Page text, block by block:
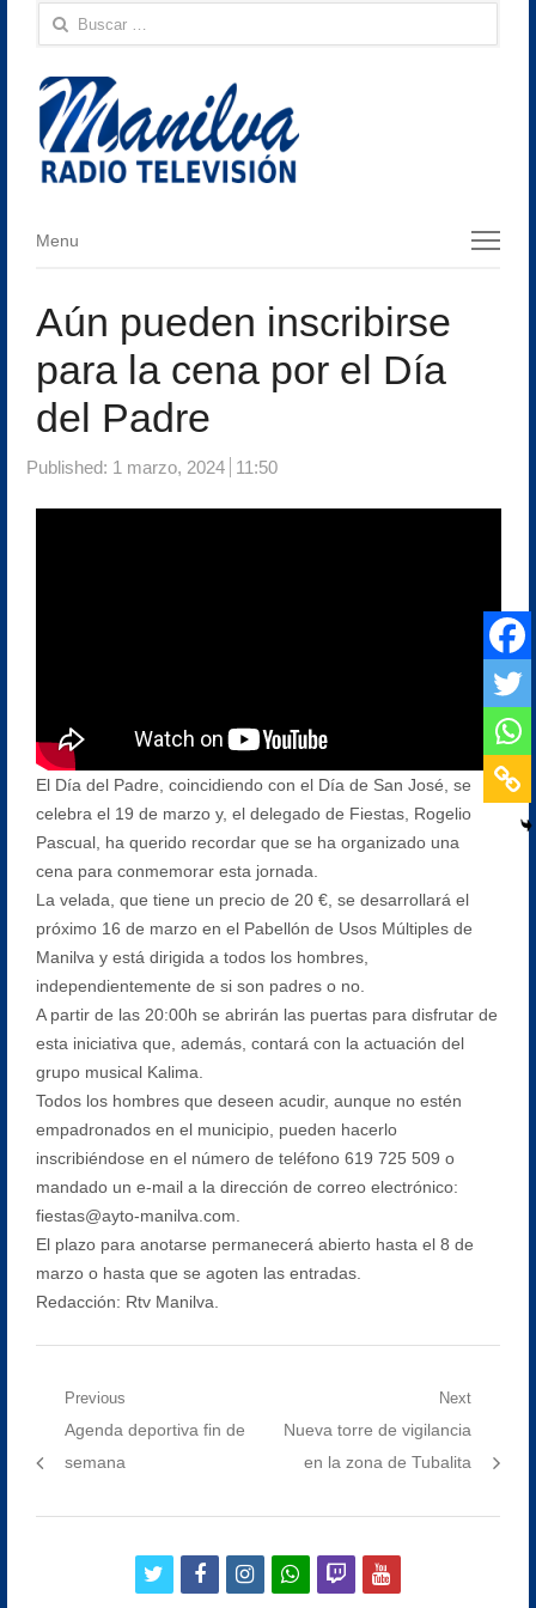
Buscar:
Menu
Menu
Aún pueden inscribirse
para la cena por el Día
del Padre
Published: 1 marzo, 2024 11:50
El Día del Padre, coincidiendo con el Día de San José, se
celebra el 19 de marzo y, el delegado de Fiestas, Rogelio
Pascual, ha querido recordar que se ha organizado una
cena para conmemorar esta jornada.
La velada, que tiene un precio de 20 €, se desarrollará el
próximo 16 de marzo en el Pabellón de Usos Múltiples de
Manilva y está dirigida a todos los hombres,
independientemente de si son padres o no.
A partir de las 20:00h se abrirán las puertas para disfrutar de
esta iniciativa que, además, contará con la actuación del
grupo musical Kalima.
Todos los hombres que deseen acudir, aunque no estén
empadronados en el municipio, pueden hacerlo
inscribiéndose en el número de teléfono 619 725 509 o
mandado un e-mail a la dirección de correo electrónico:
fiestas@ayto-manilva.com.
El plazo para anotarse permanecerá abierto hasta el 8 de
marzo o hasta que se agoten las entradas.
Redacción: Rtv Manilva.
Navegación
de
Previous
Previous
post:
Agenda deportiva fin de
semana
Next
Next
post:
Nueva torre de vigilancia
en la zona de Tubalita
twitterfacebookinstagramwhatsapp
twitchyoutube